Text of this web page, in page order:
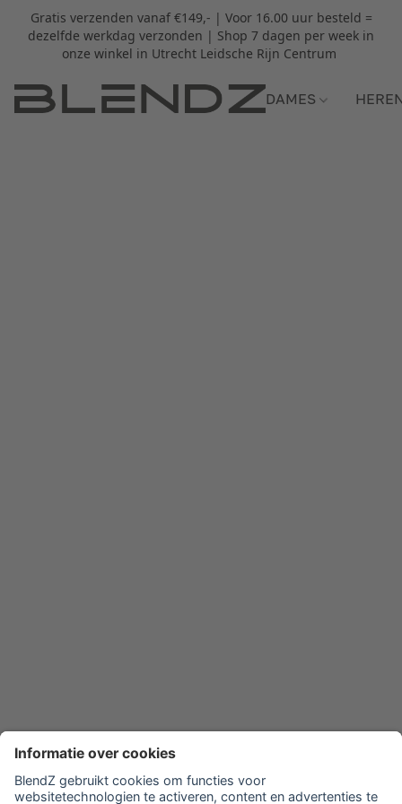
Gratis verzenden vanaf €149,- | Voor 16.00 uur besteld =
dezelfde werkdag verzonden | Shop 7 dagen per week in
onze winkel in Utrecht Leidsche Rijn Centrum
DAMES